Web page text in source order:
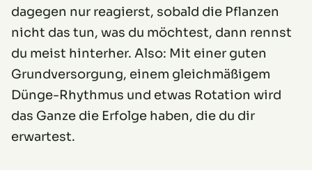
dagegen nur reagierst, sobald die Pflanzen
nicht das tun, was du möchtest, dann rennst
du meist hinterher. Also: Mit einer guten
Grundversorgung, einem gleichmäßigem
Dünge-Rhythmus und etwas Rotation wird
das Ganze die Erfolge haben, die du dir
erwartest.